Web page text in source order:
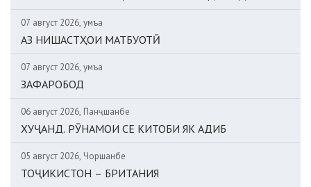
07 август 2026, Ҷумъа
АЗ НИШАСТҲОИ МАТБУОТӢ
07 август 2026, Ҷумъа
ЗАФАРОБОД
06 август 2026, Панҷшанбе
ХУҶАНД. РӮНАМОИ СЕ КИТОБИ ЯК АДИБ
05 август 2026, Чоршанбе
ТОҶИКИСТОН – БРИТАНИЯ